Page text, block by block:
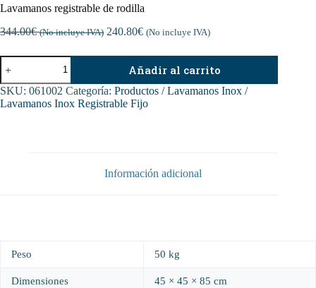
Lavamanos registrable de rodilla
344.00€ (No incluye IVA) 240.80€ (No incluye IVA)
Lavamanos
registrable
de
rodilla
cantidad
Añadir al carrito
SKU: 061002 Categoría: Productos / Lavamanos Inox /
Lavamanos Inox Registrable Fijo
Información adicional
Peso 50 kg
Dimensiones 45 × 45 × 85 cm